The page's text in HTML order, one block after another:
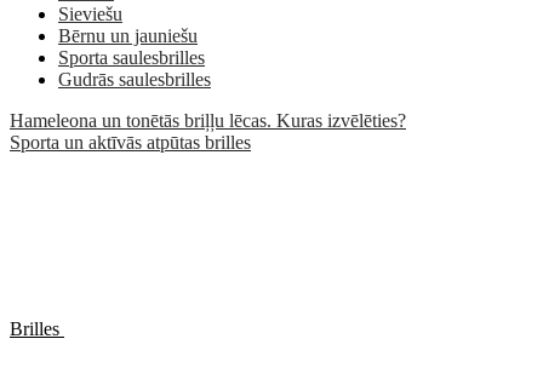
Sieviešu
Bērnu un jauniešu
Sporta saulesbrilles
Gudrās saulesbrilles
Hameleona un tonētās briļļu lēcas. Kuras izvēlēties?
Sporta un aktīvās atpūtas brilles
Brilles